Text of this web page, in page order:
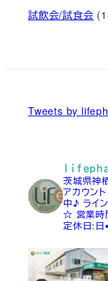
試飲会/試食会
Tweets by
茨城県神
アカウン
中♪ ライ
☆ 営業時
定休日:日